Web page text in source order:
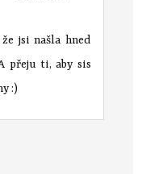
jsi našla hned
přeju ti, aby sis
:)